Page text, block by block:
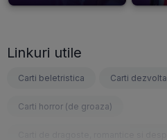
Linkuri utile
Carti beletristica Carti
Carti horror (de groaza)